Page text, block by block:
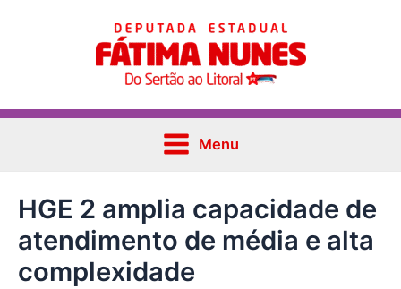
Main
Menu
Menu
HGE 2 amplia capacidade de
atendimento de média e alta
complexidade